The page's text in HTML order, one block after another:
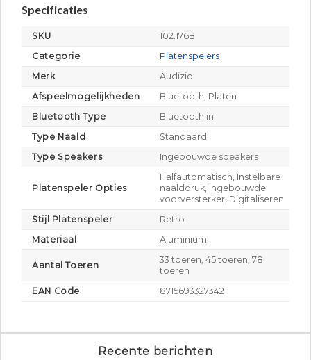
Specificaties
SKU
102.176B
Categorie
Platenspelers
Merk
Audizio
Afspeelmogelijkheden
Bluetooth, Platen
Bluetooth Type
Bluetooth in
Type Naald
Standaard
Type Speakers
Ingebouwde speakers
Platenspeler Opties
Halfautomatisch, Instelbare
naalddruk, Ingebouwde
voorversterker, Digitaliseren
Stijl Platenspeler
Retro
Materiaal
Aluminium
Aantal Toeren
33 toeren, 45 toeren, 78
toeren
EAN Code
8715693327342
Recente berichten